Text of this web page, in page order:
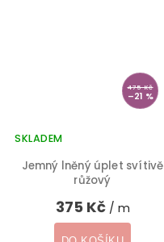
475 Kč
–21 %
Jemný lněný úplet svítivě
růžový
SKLADEM
375 Kč / m